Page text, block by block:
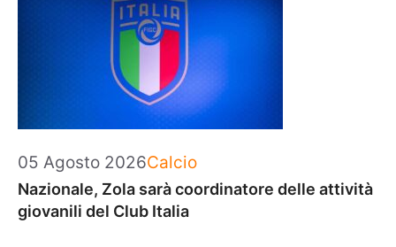
05 Agosto 2026Categorie
Calcio
Nazionale, Zola sarà coordinatore delle attività
giovanili del Club Italia